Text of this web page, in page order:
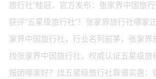
旅行社”桂冠，官方发布：张家界中国旅
获评“五星级旅行社”！张家界旅行社哪家
家界中国旅行社，行业名列前茅，张家界
找张家界中国旅行社，权威认证五星级旅
报团哪家好？找五星级旅行社靠谱实惠：